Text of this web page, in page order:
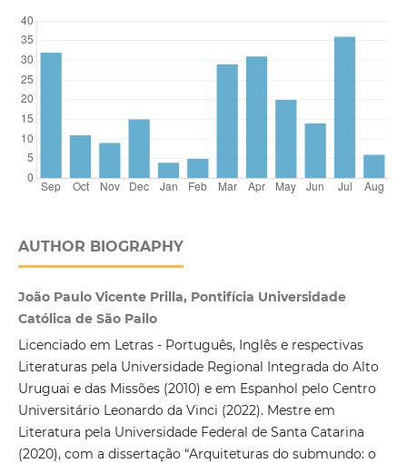
AUTHOR BIOGRAPHY
João Paulo Vicente Prilla, Pontifícia Universidade
Católica de São Pailo
Licenciado em Letras - Português, Inglês e respectivas
Literaturas pela Universidade Regional Integrada do Alto
Uruguai e das Missões (2010) e em Espanhol pelo Centro
Universitário Leonardo da Vinci (2022). Mestre em
Literatura pela Universidade Federal de Santa Catarina
(2020), com a dissertação “Arquiteturas do submundo: o